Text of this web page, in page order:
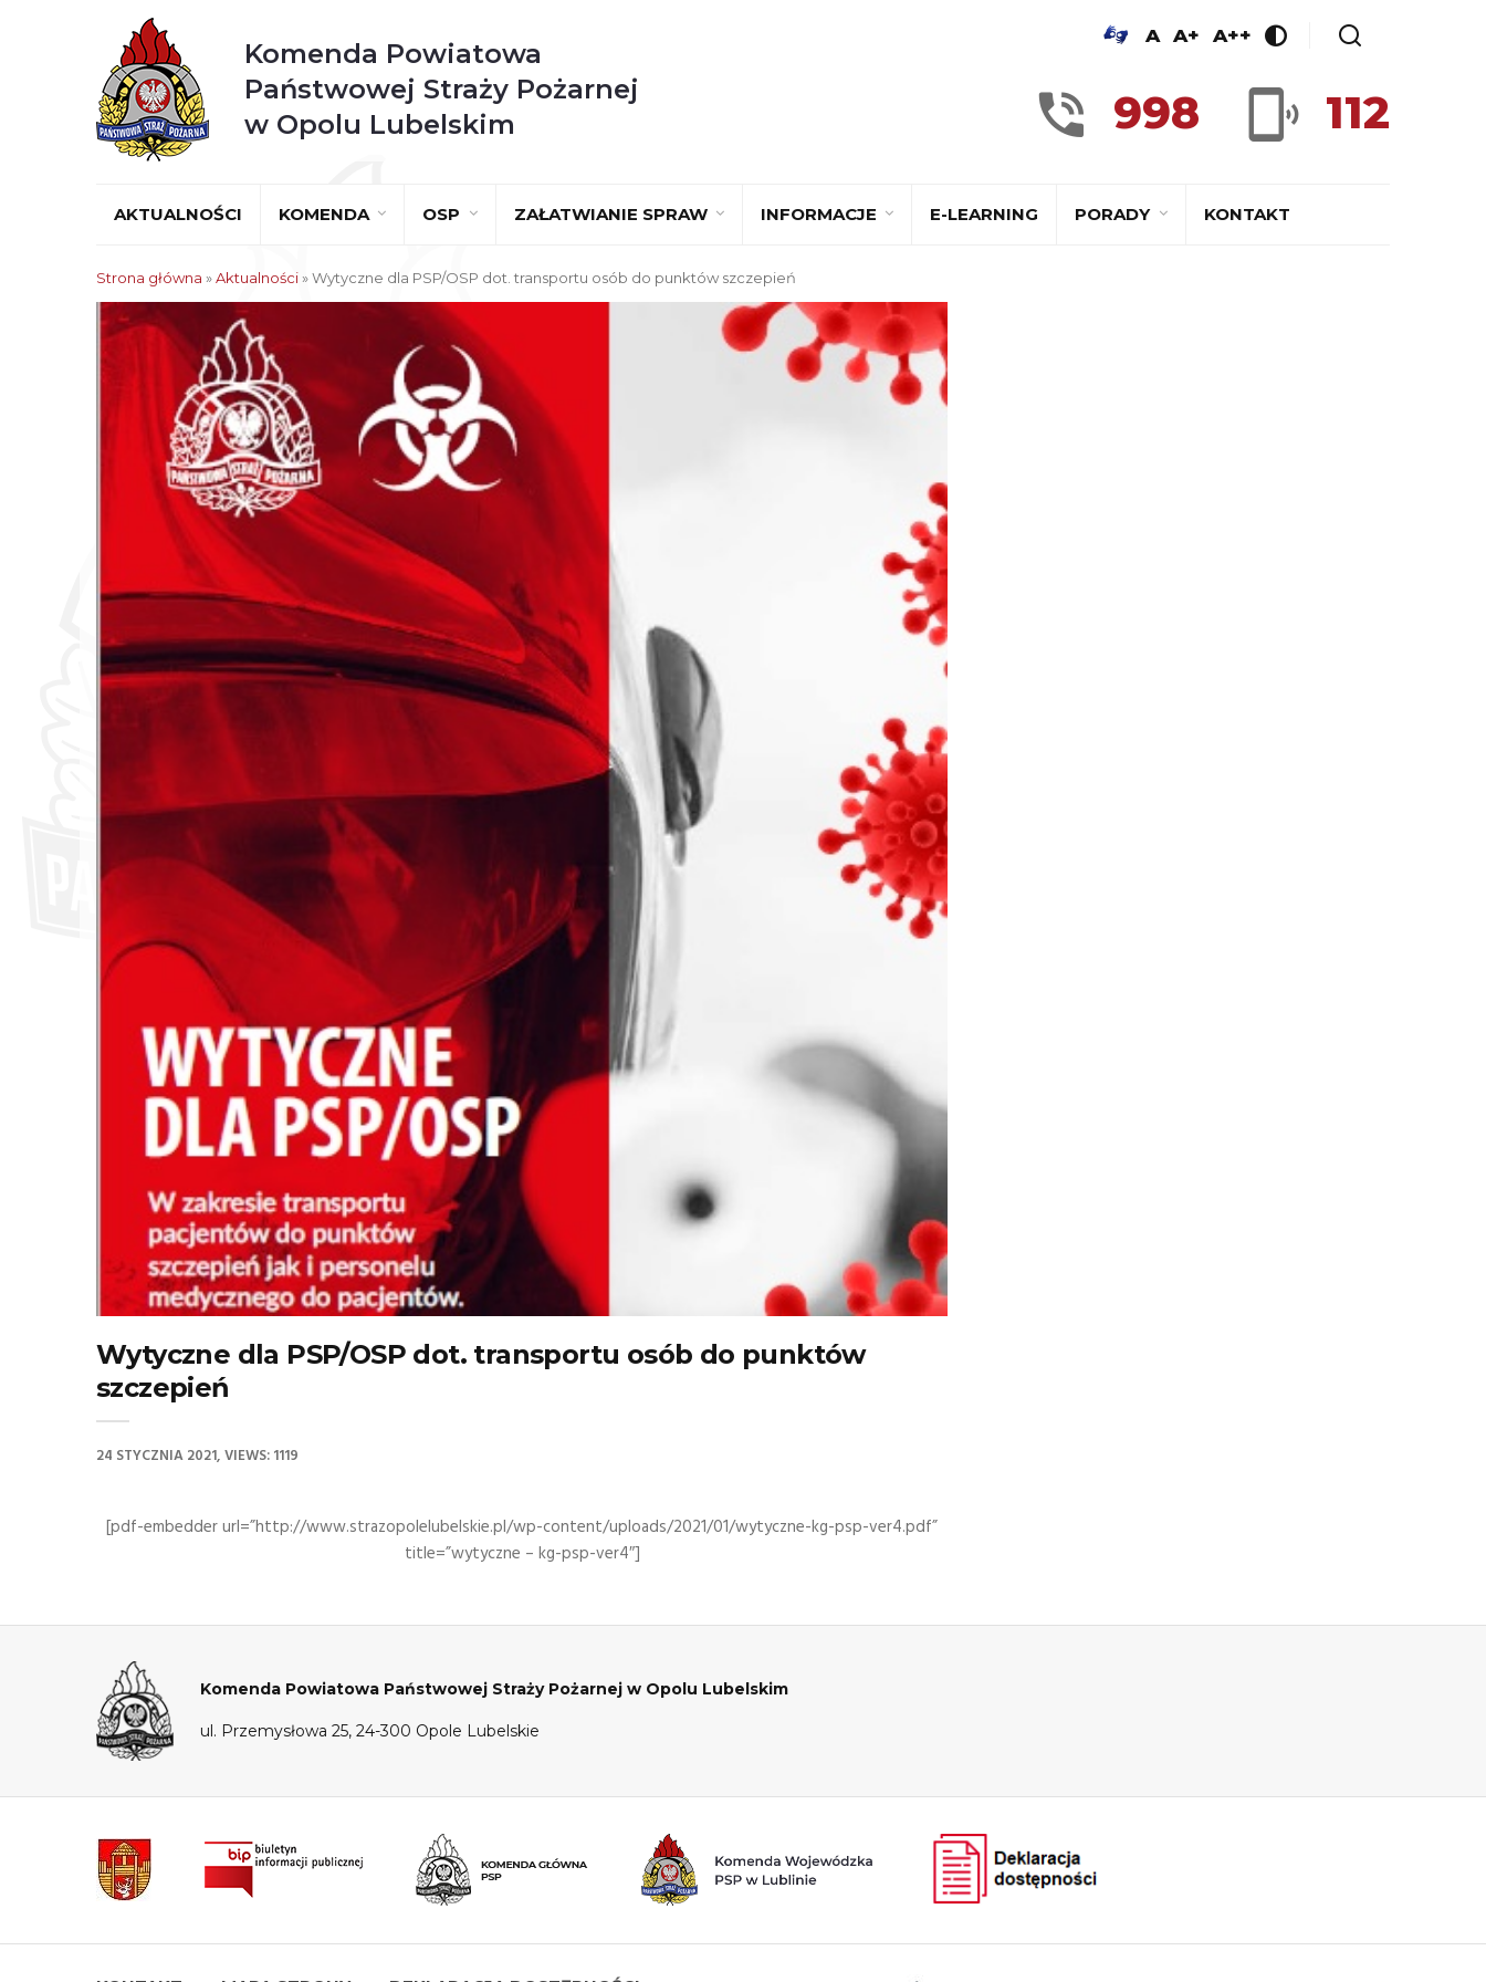
Komenda Powiatowa
Państwowej Straży Pożarnej
w Opolu Lubelskim
A A+ A++
998 112
AKTUALNOŚCI KOMENDA OSP ZAŁATWIANIE SPRAW INFORMACJE E-LEARNING PORADY KONTAKT
Strona główna »Aktualności»Wytyczne dla PSP/OSP dot. transportu osób do punktów szczepień
Wytyczne dla PSP/OSP dot. transportu osób do punktów
szczepień
24 STYCZNIA 2021 VIEWS: 1119
[pdf-embedder url=”http://www.strazopolelubelskie.pl/wp-content/uploads/2021/01/wytyczne-kg-psp-ver4.pdf”
title=”wytyczne – kg-psp-ver4″]
Komenda Powiatowa Państwowej Straży Pożarnej w Opolu Lubelskim
ul. Przemysłowa 25, 24-300 Opole Lubelskie